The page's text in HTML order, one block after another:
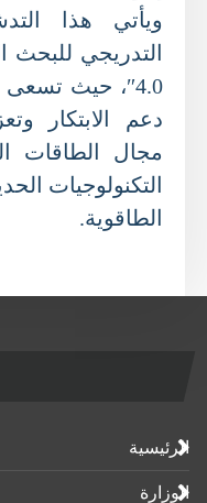
ويأتي هذا
التدريجي للبحث
4.0″، حيث تسعى
دعم الابتكار
مجال الطاقات
التكنولوجيات
الطاقوية.
الرئيسية
الوزارة